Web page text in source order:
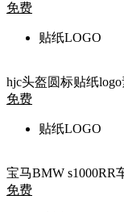
免费
贴纸LOGO
hjc头盔圆标贴纸
免费
贴纸LOGO
宝马BMW s1000RR
免费